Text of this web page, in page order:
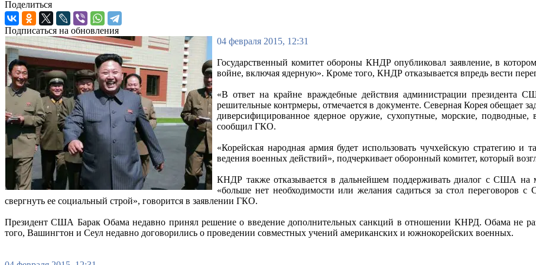
Поделиться
Подписаться на обновления
04 февраля 2015, 12:31
Государственный комитет обороны КНДР опубликовал заявление, в
войне, включая ядерную». Кроме того, КНДР отказывается впредь вести
«В ответ на крайне враждебные действия администрации
решительные контрмеры, отмечается в документе. Северная Корея обещает
диверсифицированное ядерное оружие, сухопутные, морские,
сообщил ГКО.
«Корейская народная армия будет использовать чучхейскую стратегию
ведения военных действий», подчеркивает оборонный комитет, который
КНДР также отказывается в дальнейшем поддерживать диалог с США на
«больше нет необходимости или желания садиться за стол переговоров
свергнуть ее социальный строй», говорится в заявлении ГКО.
Президент США Барак Обама недавно принял решение о введение дополнительных санкций в отношении КНРД. Обама не
того, Вашингтон и Сеул недавно договорились о проведении совместных учений американских и южнокорейских военных.